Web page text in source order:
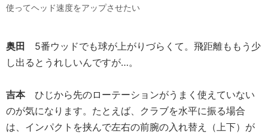
使ってヘッド速度をアップさせたい
奥田
5番ウッドでも球が上がりづらくて。飛距離ももう少
し出るとうれしいんですが…。
吉本ひじから先のローテーションがうまく使えていない
のが気になります。たとえば、クラブを水平に振る場合
は、インパクトを挟んで左右の前腕の入れ替え（上下）が